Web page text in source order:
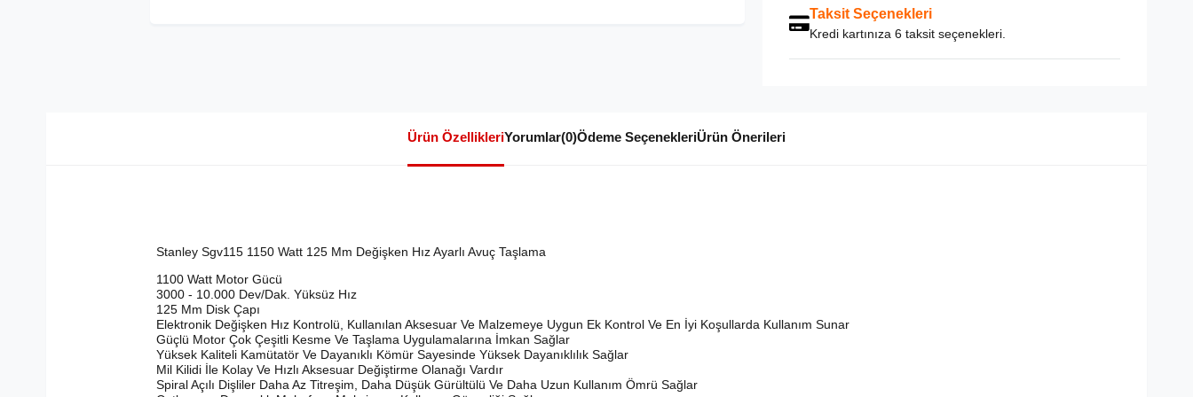
Taksit Seçenekleri
Kredi kartınıza 6 taksit seçenekleri.
Ürün ÖzellikleriYorumlar(0)Ödeme SeçenekleriÜrün Önerileri
Stanley Sgv115 1150 Watt 125 Mm Değişken Hız Ayarlı Avuç Taşlama
1100 Watt Motor Gücü
3000 - 10.000 Dev/Dak. Yüksüz Hız
125 Mm Disk Çapı
Elektronik Değişken Hız Kontrolü, Kullanılan Aksesuar Ve Malzemeye Uygun Ek Kontrol Ve En İyi Koşullarda Kullanım Sunar
Güçlü Motor Çok Çeşitli Kesme Ve Taşlama Uygulamalarına İmkan Sağlar
Yüksek Kaliteli Kamütatör Ve Dayanıklı Kömür Sayesinde Yüksek Dayanıklılık Sağlar
Mil Kilidi İle Kolay Ve Hızlı Aksesuar Değiştirme Olanağı Vardır
Spiral Açılı Dişliler Daha Az Titreşim, Daha Düşük Gürültülü Ve Daha Uzun Kullanım Ömrü Sağlar